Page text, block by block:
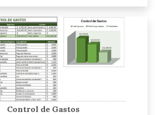
Control de Gastos